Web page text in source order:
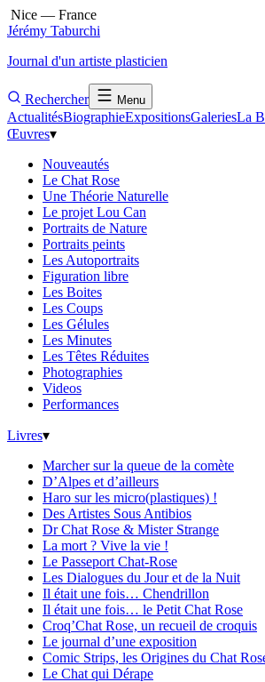
Nice — France
Jérémy Taburchi
Journal d'un artiste plasticien
Rechercher Menu
ActualitésBiographieExpositionsGaleriesLa
Œuvres▾
Nouveautés
Le Chat Rose
Une Théorie Naturelle
Le projet Lou Can
Portraits de Nature
Portraits peints
Les Autoportraits
Figuration libre
Les Boites
Les Coups
Les Gélules
Les Minutes
Les Têtes Réduites
Photographies
Videos
Performances
Livres▾
Marcher sur la queue de la comète
D’Alpes et d’ailleurs
Haro sur les micro(plastiques) !
Des Artistes Sous Antibios
Dr Chat Rose & Mister Strange
La mort ? Vive la vie !
Le Passeport Chat-Rose
Les Dialogues du Jour et de la Nuit
Il était une fois… Chendrillon
Il était une fois… le Petit Chat Rose
Croq’Chat Rose, un recueil de croquis
Le journal d’une exposition
Comic Strips, les Origines du Chat
Le Chat qui Dérape